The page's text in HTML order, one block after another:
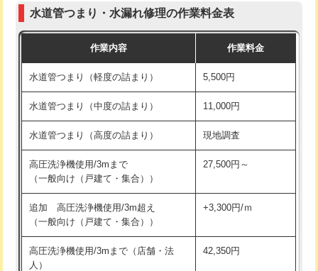
モルタル補修（厚さ10㎝超え） 38,500円
洗面台設置 38,500円
化粧台設置 22,000円
追加人工 16,500円
廃棄・処分 現場見積
※給水管工事は20mmまでの価格です。
式）)
式・ワンホール）)
交換・取付(排水栓・排水トラップ
22,000円+材料費
持込商品取付（混合水栓）
持込商品取付（浄水器・分岐水栓） 16,500円
業）
水道管つまり・水漏れ修理の作業料金表
作業内容 作業料金
水道管つまり（軽度の詰まり） 5,500円
水道管つまり（中度の詰まり） 11,000円
水道管つまり（高度の詰まり） 現地調査
高圧洗浄機使用/3mまで
（一般向け（戸建て・集合））
27,500円～
追加 高圧洗浄機使用/3m超え
（一般向け（戸建て・集合））
+3,300円/ｍ
高圧洗浄機使用/3mまで（店舗・法
人）
42,350円